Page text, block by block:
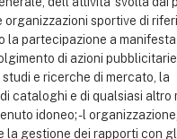
organizzazioni sportive di
la partecipazione a
di azioni
e ricerche di mercato, la
cataloghi e di qualsiasi altro
idoneo; - l
la gestione dei rapporti con